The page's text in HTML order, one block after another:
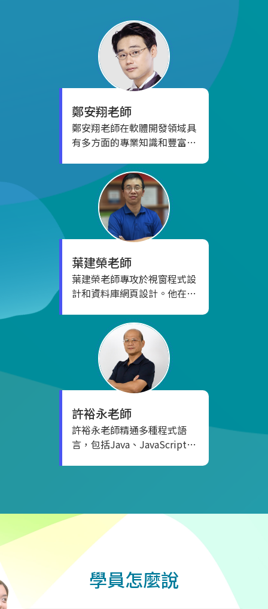
鄭安翔老師
鄭安翔老師在軟體開發領域具
有多方面的專業知識和豐富的
SE/EE/Framework程式設
計、Google Android APP程
式設計、物聯網應用開發、
Python程式開發，以及AI人工
智慧平台技術應用。 在職業生
涯中，他曾擔任昇陽(Sun
Micro-System)教育訓練中心
專任講師，並在慈濟科大、東
吳大學、以及長宏專案管理顧
問擔任兼任講師。在美國運通
亞太區的經銷商自動化經理職
位中，他駐點新加坡，負責重
要的業務。此外，也曾在緯創
軟體和精誠資訊擔任軟體工程
師和研發工程師。老師不僅在
軟體開發方面有卓越表現，也
歷。
葉建榮老師
葉建榮老師專攻於視窗程式設
計和資料庫網頁設計。他在多
技術能力。作為Run PC!雜誌
和上奇資訊圖書的作者，他在
軟體領域發表了多篇富有深度
的文章。同時，他參與了一系
列網站專案，包括songwei、
enihongo和Jolly Tour，這些
專案突顯了他在網頁設計方面
的經驗和創造力。 作為大學資
工系業界講師，他分享自己的
實務經驗，為學生傳授軟體開
發的精髓，培養新一代軟體開
司擔任資訊顧問，為企業提供
技術支援。
許裕永老師
許裕永老師精通多種程式語
言，包括Java、JavaScript、
(Spring, Structs)、AJAX、以
及Hibernet的經驗。 目前擔
任Han Lin software資訊專業
顧問的許老師，曾為Google
Play的File Encryption專案經
理。他積極參與行政院科技人
學員怎麼說